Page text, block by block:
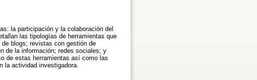
la participación y la colaboración del
las tipologías de herramientas que
blogs; revistas con gestión de
de la información; redes sociales; y
de estas herramientas así como las
la actividad investigadora.